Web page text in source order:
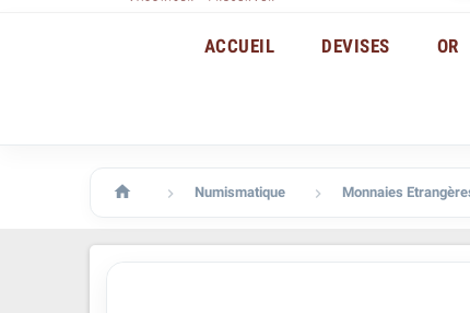
ACCUEIL DEVISES OR
  Numismatique  Monnaies